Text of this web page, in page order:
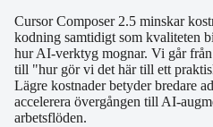
Cursor Composer 2.5 minskar
kodning samtidigt som kvaliteten
hur AI-verktyg mognar. Vi går
till "hur gör vi det här till ett
Lägre kostnader betyder bredare
accelerera övergången till AI-
arbetsflöden.